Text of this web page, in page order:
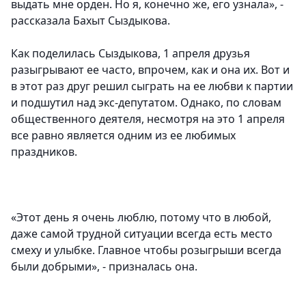
выдать мне орден. Но я, конечно же, его узнала», -
рассказала Бахыт Сыздыкова.
Как поделилась Сыздыкова, 1 апреля друзья
разыгрывают ее часто, впрочем, как и она их. Вот и
в этот раз друг решил сыграть на ее любви к партии
и подшутил над экс-депутатом. Однако, по словам
общественного деятеля, несмотря на это 1 апреля
все равно является одним из ее любимых
праздников.
«Этот день я очень люблю, потому что в любой,
даже самой трудной ситуации всегда есть место
смеху и улыбке. Главное чтобы розыгрыши всегда
были добрыми», - призналась она.